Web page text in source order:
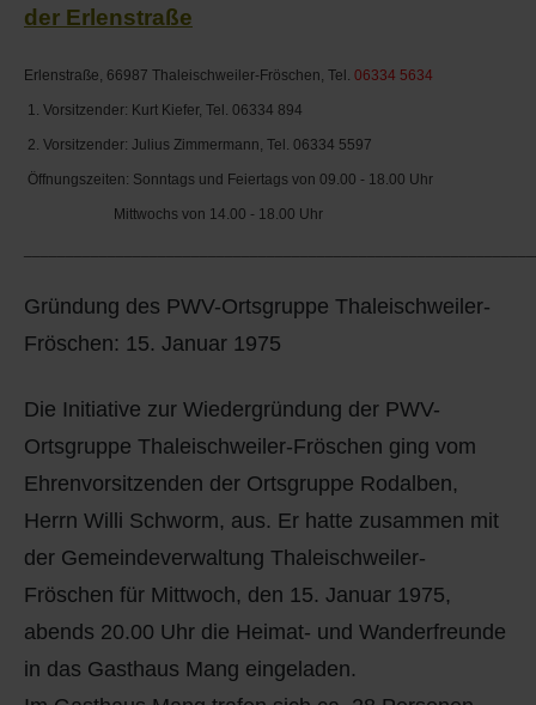
der Erlenstraße
Erlenstraße, 66987 Thaleischweiler-Fröschen, Tel. 06334 5634
1. Vorsitzender: Kurt Kiefer, Tel. 06334 894
2. Vorsitzender: Julius Zimmermann, Tel. 06334 5597
Öffnungszeiten: Sonntags und Feiertags von 09.00 - 18.00 Uhr
Mittwochs von 14.00 - 18.00 Uhr
Gründung des PWV-Ortsgruppe Thaleischweiler-
Fröschen: 15. Januar 1975
Die Initiative zur Wiedergründung der PWV-
Ortsgruppe Thaleischweiler-Fröschen ging vom
Ehrenvorsitzenden der Ortsgruppe Rodalben,
Herrn Willi Schworm, aus. Er hatte zusammen mit
der Gemeindeverwaltung Thaleischweiler-
Fröschen für Mittwoch, den 15. Januar 1975,
abends 20.00 Uhr die Heimat- und Wanderfreunde
in das Gasthaus Mang eingeladen.
O - Ö
P
R
T
U
V
X - Y
Ortseingang
Presles Partnergemeinde
Spielplätze
Verkehrsanbindung
Wohnplätze
Städtebauförderung